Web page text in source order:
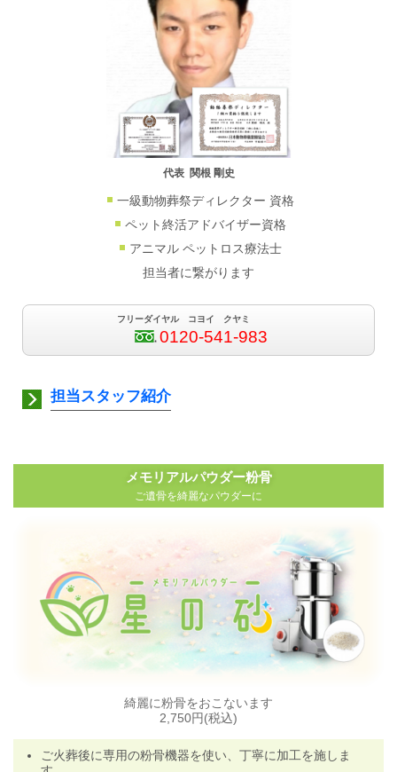
代表 関根 剛史
一級動物葬祭ディレクター 資格
ペット終活アドバイザー資格
アニマル ペットロス療法士
担当者に繋がります
フリーダイヤル コヨイ クヤミ
0120-541-983
担当スタッフ紹介
メモリアルパウダー粉骨
ご遺骨を綺麗なパウダーに
綺麗に粉骨をおこないます
2,750円(税込)
ご火葬後に専用の粉骨機器を使い、丁寧に加工を施しま